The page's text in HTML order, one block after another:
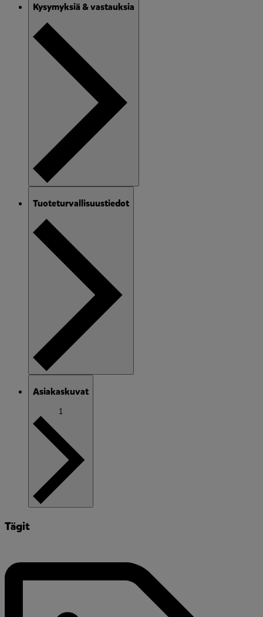
Kysymyksiä & vastauksia
Tuoteturvallisuustiedot
Asiakaskuvat
1
Tägit